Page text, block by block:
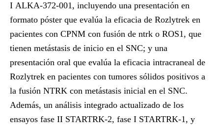
I ALKA-372-001, incluyendo una presentación en
formato póster que evalúa la eficacia de Rozlytrek en
pacientes con CPNM con fusión de ntrk o ROS1, que
tienen metástasis de inicio en el SNC; y una
presentación oral que evalúa la eficacia intracraneal de
Rozlytrek en pacientes con tumores sólidos positivos a
la fusión NTRK con metástasis inicial en el SNC.
Además, un análisis integrado actualizado de los
ensayos fase II STARTRK-2, fase I STARTRK-1, y